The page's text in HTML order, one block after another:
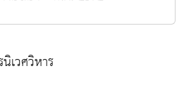
เวศวิหาร